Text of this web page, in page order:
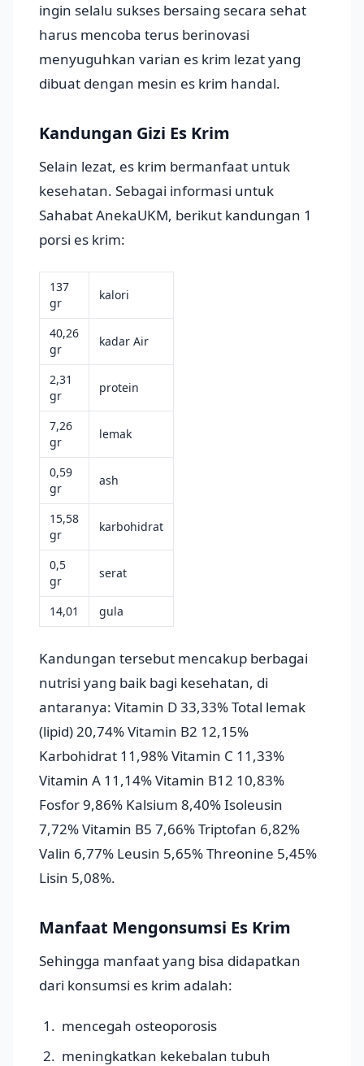
ingin selalu sukses bersaing secara sehat
harus mencoba terus berinovasi
menyuguhkan varian es krim lezat yang
dibuat dengan mesin es krim handal.
Kandungan Gizi Es Krim
Selain lezat, es krim bermanfaat untuk
kesehatan. Sebagai informasi untuk
Sahabat AnekaUKM, berikut kandungan 1
porsi es krim:
137
gr
kalori
40,26
gr
kadar Air
2,31
gr
protein
7,26
gr
lemak
0,59
gr
ash
15,58
gr
karbohidrat
0,5
gr
serat
14,01 gula
Kandungan tersebut mencakup berbagai
nutrisi yang baik bagi kesehatan, di
antaranya: Vitamin D 33,33% Total lemak
(lipid) 20,74% Vitamin B2 12,15%
Karbohidrat 11,98% Vitamin C 11,33%
Vitamin A 11,14% Vitamin B12 10,83%
Fosfor 9,86% Kalsium 8,40% Isoleusin
7,72% Vitamin B5 7,66% Triptofan 6,82%
Valin 6,77% Leusin 5,65% Threonine 5,45%
Lisin 5,08%.
Manfaat Mengonsumsi Es Krim
Sehingga manfaat yang bisa didapatkan
dari konsumsi es krim adalah:
mencegah osteoporosis
meningkatkan kekebalan tubuh